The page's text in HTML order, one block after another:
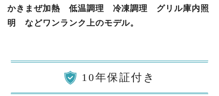
かきまぜ加熱 低温調理 冷凍調理 グリル庫内照
明 などワンランク上のモデル。
10年保証付き